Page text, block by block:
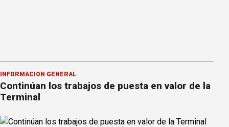
INFORMACION GENERAL
Continúan los trabajos de puesta en valor de la
Terminal